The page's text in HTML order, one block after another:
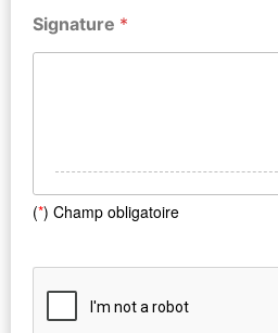
Signature *
(*) Champ obligatoire